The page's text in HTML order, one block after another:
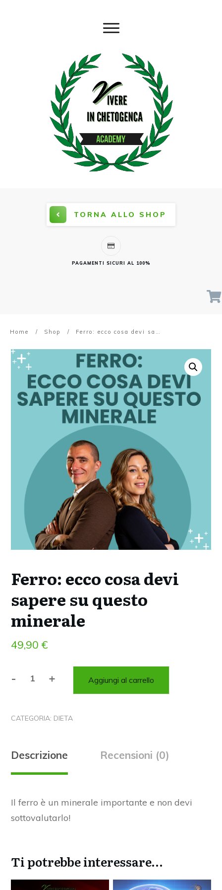
TORNA ALLO SHOP
PAGAMENTI SICURI AL 100%
Home / Shop / Ferro: ecco cosa devi sapere su questo minerale
Ferro: ecco cosa devi
sapere su questo
minerale
49,90€
-Ferro:
devi
su
minerale
+ Aggiungi al carrello
CATEGORIA: DIETA
Descrizione Recensioni (0)
Il ferro è un minerale importante e non devi
sottovalutarlo!
Ti potrebbe interessare…